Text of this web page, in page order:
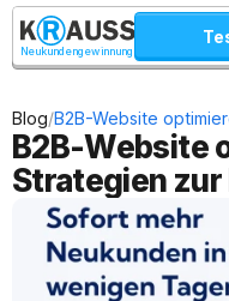
Neukundengewinnung
Blog/B2B-Website
B2B-Website
Strategien